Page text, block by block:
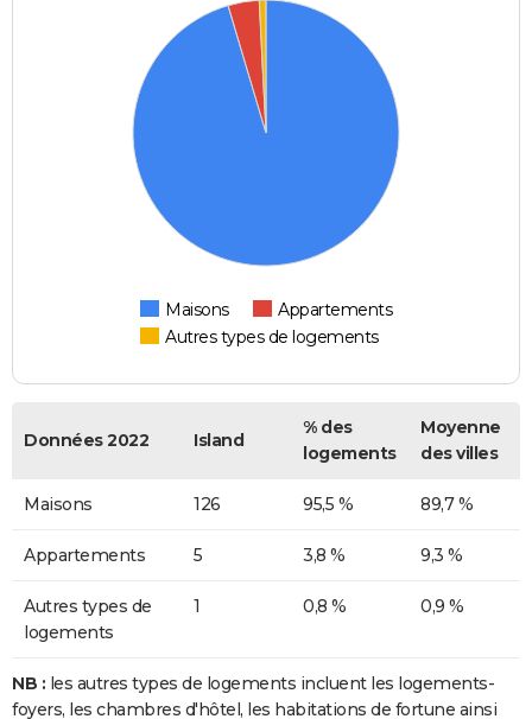
Maisons
Appartements
Autres types de logements
Données 2022 Island
% des
logements
Moyenne
des villes
Maisons 126 95,5 % 89,7 %
Appartements 5 3,8 % 9,3 %
Autres types de
logements
1 0,8 % 0,9 %
NB : les autres types de logements incluent les logements-
foyers, les chambres d'hôtel, les habitations de fortune ainsi